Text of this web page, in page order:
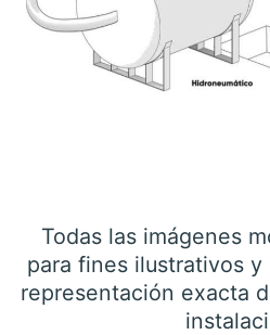
Todas las imágenes
para fines ilustrativos
representación exacta